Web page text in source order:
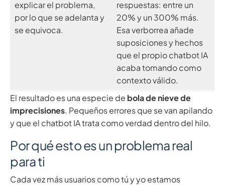
explicar el problema,
por lo que se adelanta y
se equivoca.
respuestas: entre un
20% y un 300% más.
Esa verborrea añade
suposiciones y hechos
que el propio chatbot IA
acaba tomando como
contexto válido.
El resultado es una especie de bola de nieve de
imprecisiones. Pequeños errores que se van apilando
y que el chatbot IA trata como verdad dentro del hilo.
Por qué esto es un problema real
para ti
Cada vez más usuarios como tú y yo estamos